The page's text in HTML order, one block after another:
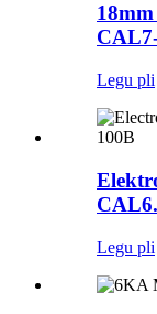
Legu pli
Legu pli